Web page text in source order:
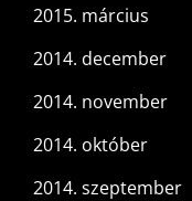
2015. március
2014. december
2014. november
2014. október
2014. szeptember